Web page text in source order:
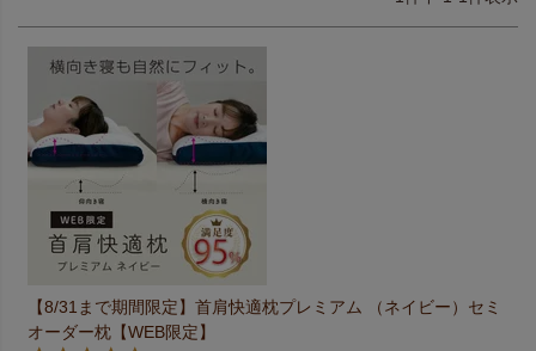
【8/31まで期間限定】首肩快適枕プレミアム （ネイビー）セミ
オーダー枕【WEB限定】